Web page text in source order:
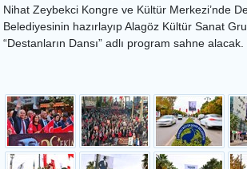
Nihat Zeybekci Kongre ve Kültür Merkezi’nde
Belediyesinin hazırlayıp Alagöz Kültür Sanat
“Destanların Dansı” adlı program sahne alacak.